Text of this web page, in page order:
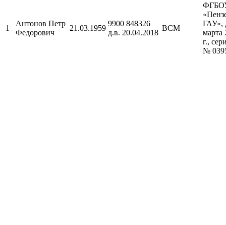
1
Антонов Петр
Федорович
21.03.1959
9900 848326
д.в. 20.04.2018
ВСМ
ГАУ»,
марта
г.,
№